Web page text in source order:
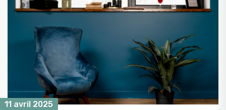
11 avril 2025